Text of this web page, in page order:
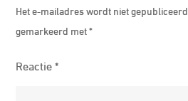
Het e-mailadres wordt niet gepubliceerd.
gemarkeerd met*
Reactie*